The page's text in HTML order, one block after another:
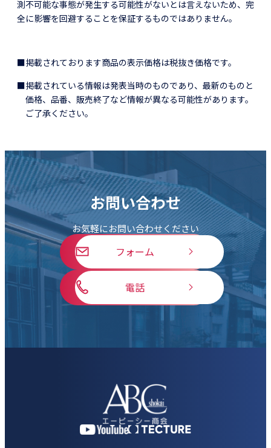
測不可能な事態が発生する可能性がないとは言えないため、完
全に影響を回避することを保証するものではありません。
■掲載されております商品の表示価格は税抜き価格です。
■掲載されている情報は発表当時のものであり、最新のものと
価格、品番、販売終了など情報が異なる可能性があります。
ご了承ください。
お問い合わせ
お気軽にお問い合わせください
フォーム
電話